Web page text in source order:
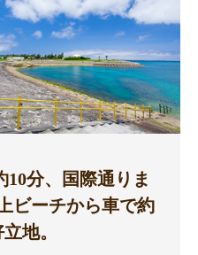
分、国際通りま
ビーチから車で約
地。